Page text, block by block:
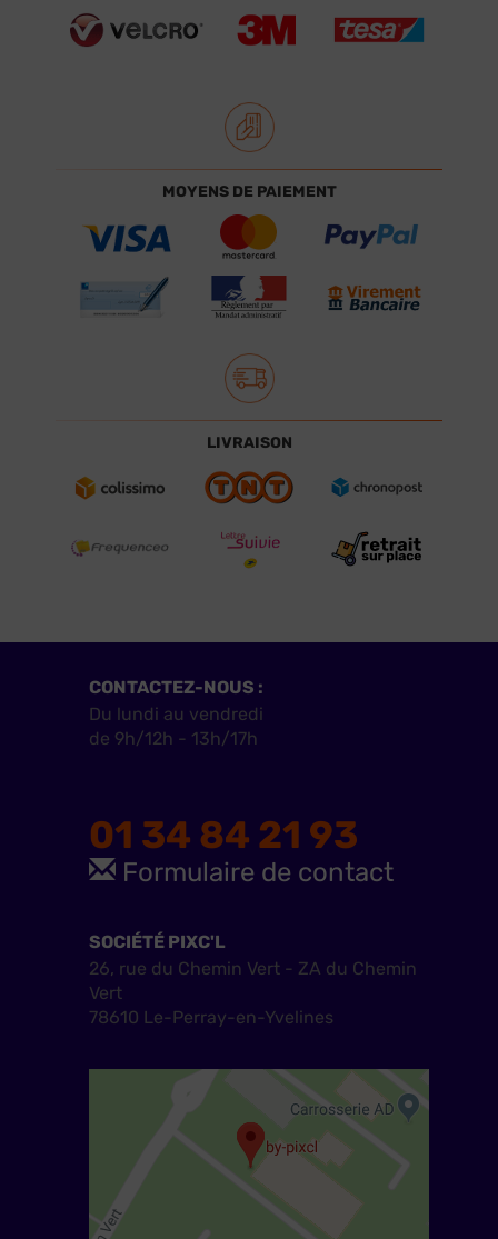
MOYENS DE PAIEMENT
LIVRAISON
CONTACTEZ-NOUS :
Du lundi au vendredi
de 9h/12h - 13h/17h
01 34 84 21 93
Formulaire de contact
SOCIÉTÉ PIXC'L
26, rue du Chemin Vert - ZA du Chemin
Vert
78610 Le-Perray-en-Yvelines